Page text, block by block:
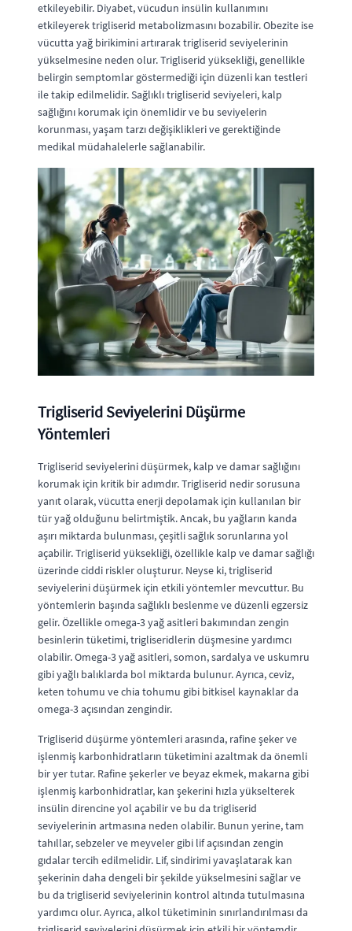
etkileyebilir. Diyabet, vücudun insülin kullanımını
etkileyerek trigliserid metabolizmasını bozabilir. Obezite ise
vücutta yağ birikimini artırarak trigliserid seviyelerinin
yükselmesine neden olur. Trigliserid yüksekliği, genellikle
belirgin semptomlar göstermediği için düzenli kan testleri
ile takip edilmelidir. Sağlıklı trigliserid seviyeleri, kalp
sağlığını korumak için önemlidir ve bu seviyelerin
korunması, yaşam tarzı değişiklikleri ve gerektiğinde
medikal müdahalelerle sağlanabilir.
Trigliserid Seviyelerini Düşürme
Yöntemleri
Trigliserid seviyelerini düşürmek, kalp ve damar sağlığını
korumak için kritik bir adımdır. Trigliserid nedir sorusuna
yanıt olarak, vücutta enerji depolamak için kullanılan bir
tür yağ olduğunu belirtmiştik. Ancak, bu yağların kanda
aşırı miktarda bulunması, çeşitli sağlık sorunlarına yol
açabilir. Trigliserid yüksekliği, özellikle kalp ve damar sağlığı
üzerinde ciddi riskler oluşturur. Neyse ki, trigliserid
seviyelerini düşürmek için etkili yöntemler mevcuttur. Bu
yöntemlerin başında sağlıklı beslenme ve düzenli egzersiz
gelir. Özellikle omega-3 yağ asitleri bakımından zengin
besinlerin tüketimi, trigliseridlerin düşmesine yardımcı
olabilir. Omega-3 yağ asitleri, somon, sardalya ve uskumru
gibi yağlı balıklarda bol miktarda bulunur. Ayrıca, ceviz,
keten tohumu ve chia tohumu gibi bitkisel kaynaklar da
omega-3 açısından zengindir.
Trigliserid düşürme yöntemleri arasında, rafine şeker ve
işlenmiş karbonhidratların tüketimini azaltmak da önemli
bir yer tutar. Rafine şekerler ve beyaz ekmek, makarna gibi
işlenmiş karbonhidratlar, kan şekerini hızla yükselterek
insülin direncine yol açabilir ve bu da trigliserid
seviyelerinin artmasına neden olabilir. Bunun yerine, tam
tahıllar, sebzeler ve meyveler gibi lif açısından zengin
gıdalar tercih edilmelidir. Lif, sindirimi yavaşlatarak kan
şekerinin daha dengeli bir şekilde yükselmesini sağlar ve
bu da trigliserid seviyelerinin kontrol altında tutulmasına
yardımcı olur. Ayrıca, alkol tüketiminin sınırlandırılması da